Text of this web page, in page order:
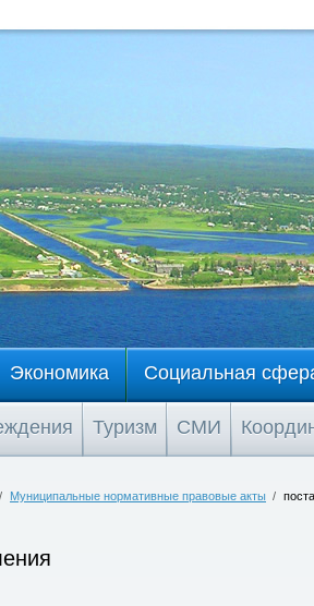
Экономика Социальная
Туризм СМИ
/ Муниципальные нормативные правовые акты /